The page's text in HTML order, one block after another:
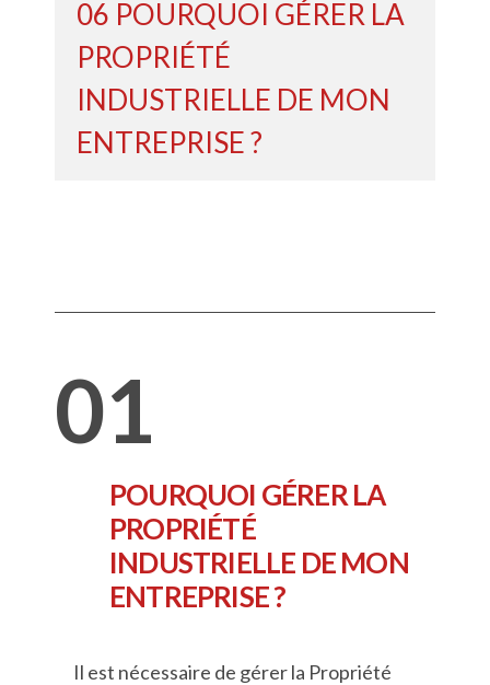
06 POURQUOI GÉRER LA
PROPRIÉTÉ
INDUSTRIELLE DE MON
ENTREPRISE ?
01
POURQUOI GÉRER LA
PROPRIÉTÉ
INDUSTRIELLE DE MON
ENTREPRISE ?
Il est nécessaire de gérer la Propriété